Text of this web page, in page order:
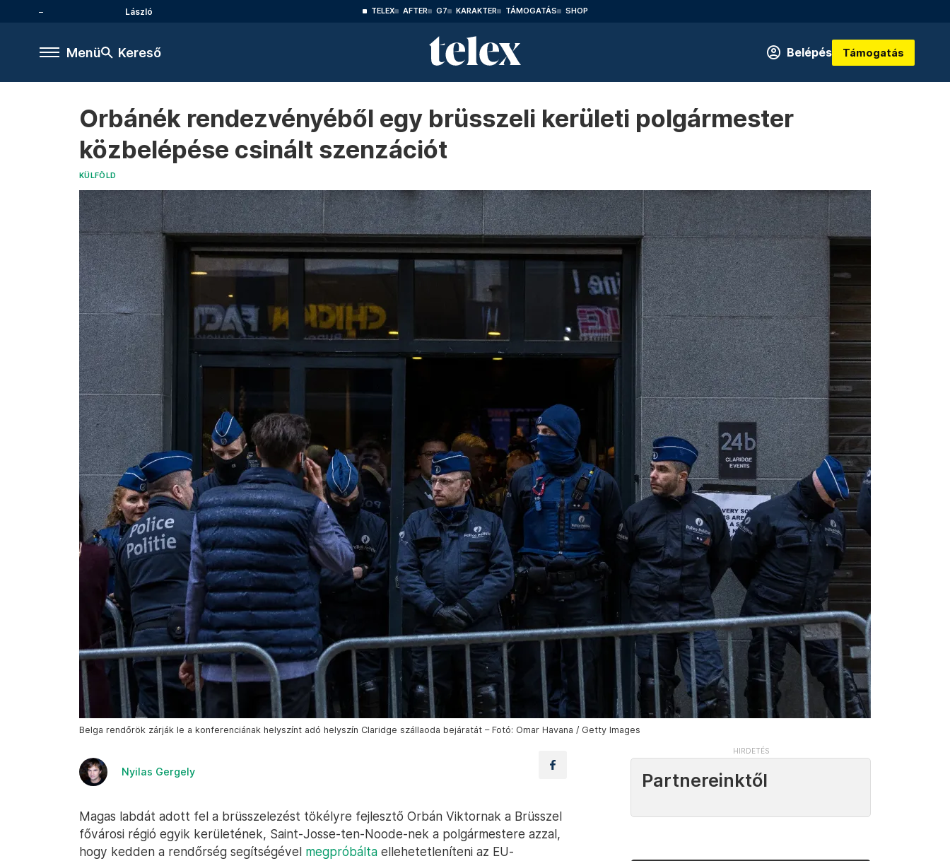
László TELEX AFTER G7 KARAKTER TÁMOGATÁS SHOP
Menü Kereső Belépés Támogatás
Orbánék rendezvényéből egy brüsszeli kerületi polgármester
közbelépése csinált szenzációt
KÜLFÖLD
Belga rendőrök zárják le a konferenciának helyszínt adó helyszín Claridge szállaoda bejáratát – Fotó: Omar Havana / Getty Images
Nyilas Gergely
Magas labdát adott fel a brüsszelezést tökélyre fejlesztő Orbán Viktornak a Brüsszel
fővárosi régió egyik kerületének, Saint-Josse-ten-Noode-nek a polgármestere azzal,
hogy kedden a rendőrség segítségével megpróbálta ellehetetleníteni az EU-
Partnereinktől